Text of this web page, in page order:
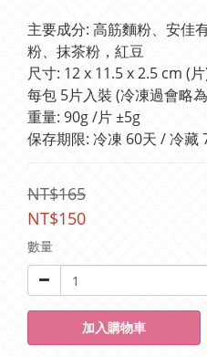
主要成分: 高筋麵粉、安佳
粉、抹茶粉，紅豆
尺寸: 12 x 11.5 x 2.5 cm (
每包 5片入裝 (冷凍過會略
重量: 90g /片 ±5g
保存期限: 冷凍 60天 / 冷藏
NT$165
NT$150
數量
加入購物車